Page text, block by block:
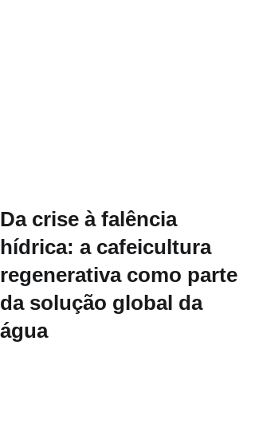
Da crise à falência
hídrica: a cafeicultura
regenerativa como parte
da solução global da
água